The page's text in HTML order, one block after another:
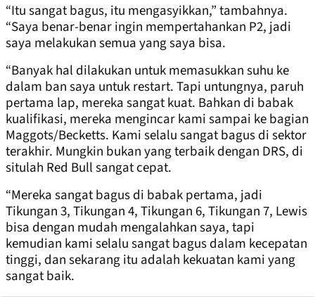
“Itu sangat bagus, itu mengasyikkan,” tambahnya.
“Saya benar-benar ingin mempertahankan P2, jadi
saya melakukan semua yang saya bisa.
“Banyak hal dilakukan untuk memasukkan suhu ke
dalam ban saya untuk restart. Tapi untungnya, paruh
pertama lap, mereka sangat kuat. Bahkan di babak
kualifikasi, mereka mengincar kami sampai ke bagian
Maggots/Becketts. Kami selalu sangat bagus di sektor
terakhir. Mungkin bukan yang terbaik dengan DRS, di
situlah Red Bull sangat cepat.
“Mereka sangat bagus di babak pertama, jadi
Tikungan 3, Tikungan 4, Tikungan 6, Tikungan 7, Lewis
bisa dengan mudah mengalahkan saya, tapi
kemudian kami selalu sangat bagus dalam kecepatan
tinggi, dan sekarang itu adalah kekuatan kami yang
sangat baik.